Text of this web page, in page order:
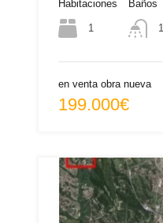
Habitaciones
1
Baños
1
en venta obra nueva
199.000€